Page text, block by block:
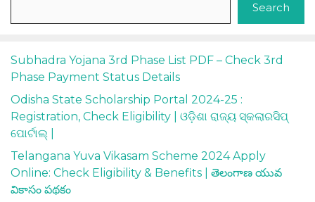
Search
Subhadra Yojana 3rd Phase List PDF – Check 3rd
Phase Payment Status Details
Odisha State Scholarship Portal 2024-25 :
Registration, Check Eligibility | ଓଡ଼ିଶା ରାଜ୍ୟ ସ୍କଲାରସିପ୍
ପୋର୍ଟାଲ୍ |
Telangana Yuva Vikasam Scheme 2024 Apply
Online: Check Eligibility & Benefits | తెలంగాణ యువ
వికాసం పథకం